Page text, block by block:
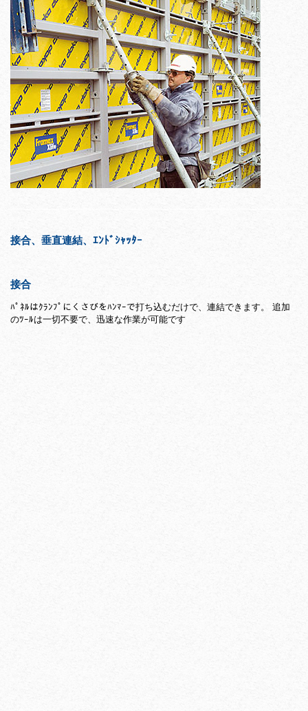
接合、垂直連結、ｴﾝﾄﾞｼｬｯﾀｰ
接合
ﾊﾟﾈﾙはｸﾗﾝﾌﾟにくさびをﾊﾝﾏｰで打ち込むだけで、連結できます。 追加
のﾂｰﾙは一切不要で、迅速な作業が可能です